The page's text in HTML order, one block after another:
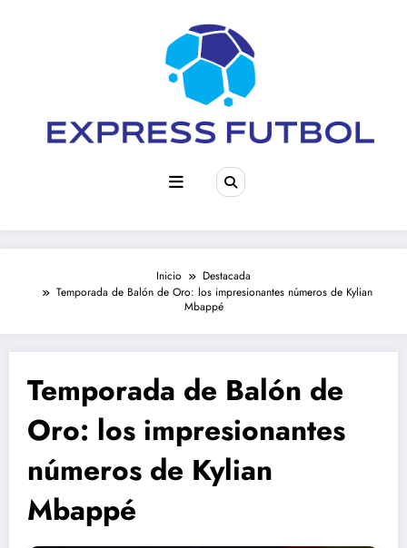
Inicio
Destacada
Temporada de Balón de Oro: los impresionantes números de Kylian
Mbappé
Temporada de Balón de
Oro: los impresionantes
números de Kylian
Mbappé